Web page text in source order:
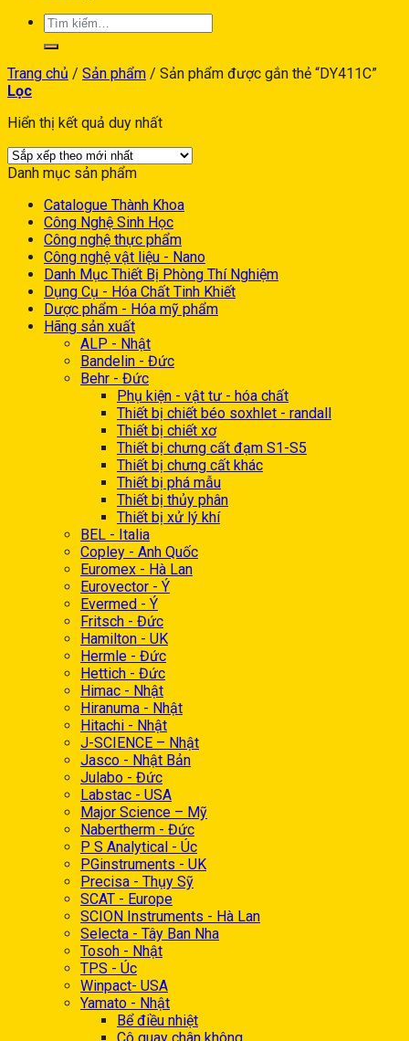
Trang chủ / Sản phẩm / Sản phẩm được gắn thẻ “DY411C”
Lọc
Hiển thị kết quả duy nhất
Danh mục sản phẩm
Catalogue Thành Khoa
Công Nghệ Sinh Học
Công nghệ thực phẩm
Công nghệ vật liệu - Nano
Danh Mục Thiết Bị Phòng Thí Nghiệm
Dụng Cụ - Hóa Chất Tinh Khiết
Dược phẩm - Hóa mỹ phẩm
Hãng sản xuất
ALP - Nhật
Bandelin - Đức
Behr - Đức
Phụ kiện - vật tư - hóa chất
Thiết bị chiết béo soxhlet - randall
Thiết bị chiết xơ
Thiết bị chưng cất đạm S1-S5
Thiết bị chưng cất khác
Thiết bị phá mẫu
Thiết bị thủy phân
Thiết bị xử lý khí
BEL - Italia
Copley - Anh Quốc
Euromex - Hà Lan
Eurovector - Ý
Evermed - Ý
Fritsch - Đức
Hamilton - UK
Hermle - Đức
Hettich - Đức
Himac - Nhật
Hiranuma - Nhật
Hitachi - Nhật
J-SCIENCE – Nhật
Jasco - Nhật Bản
Julabo - Đức
Labstac - USA
Major Science – Mỹ
Nabertherm - Đức
P S Analytical - Úc
PGinstruments - UK
Precisa - Thụy Sỹ
SCAT - Europe
SCION Instruments - Hà Lan
Selecta - Tây Ban Nha
Tosoh - Nhật
TPS - Úc
Winpact- USA
Yamato - Nhật
Bể điều nhiệt